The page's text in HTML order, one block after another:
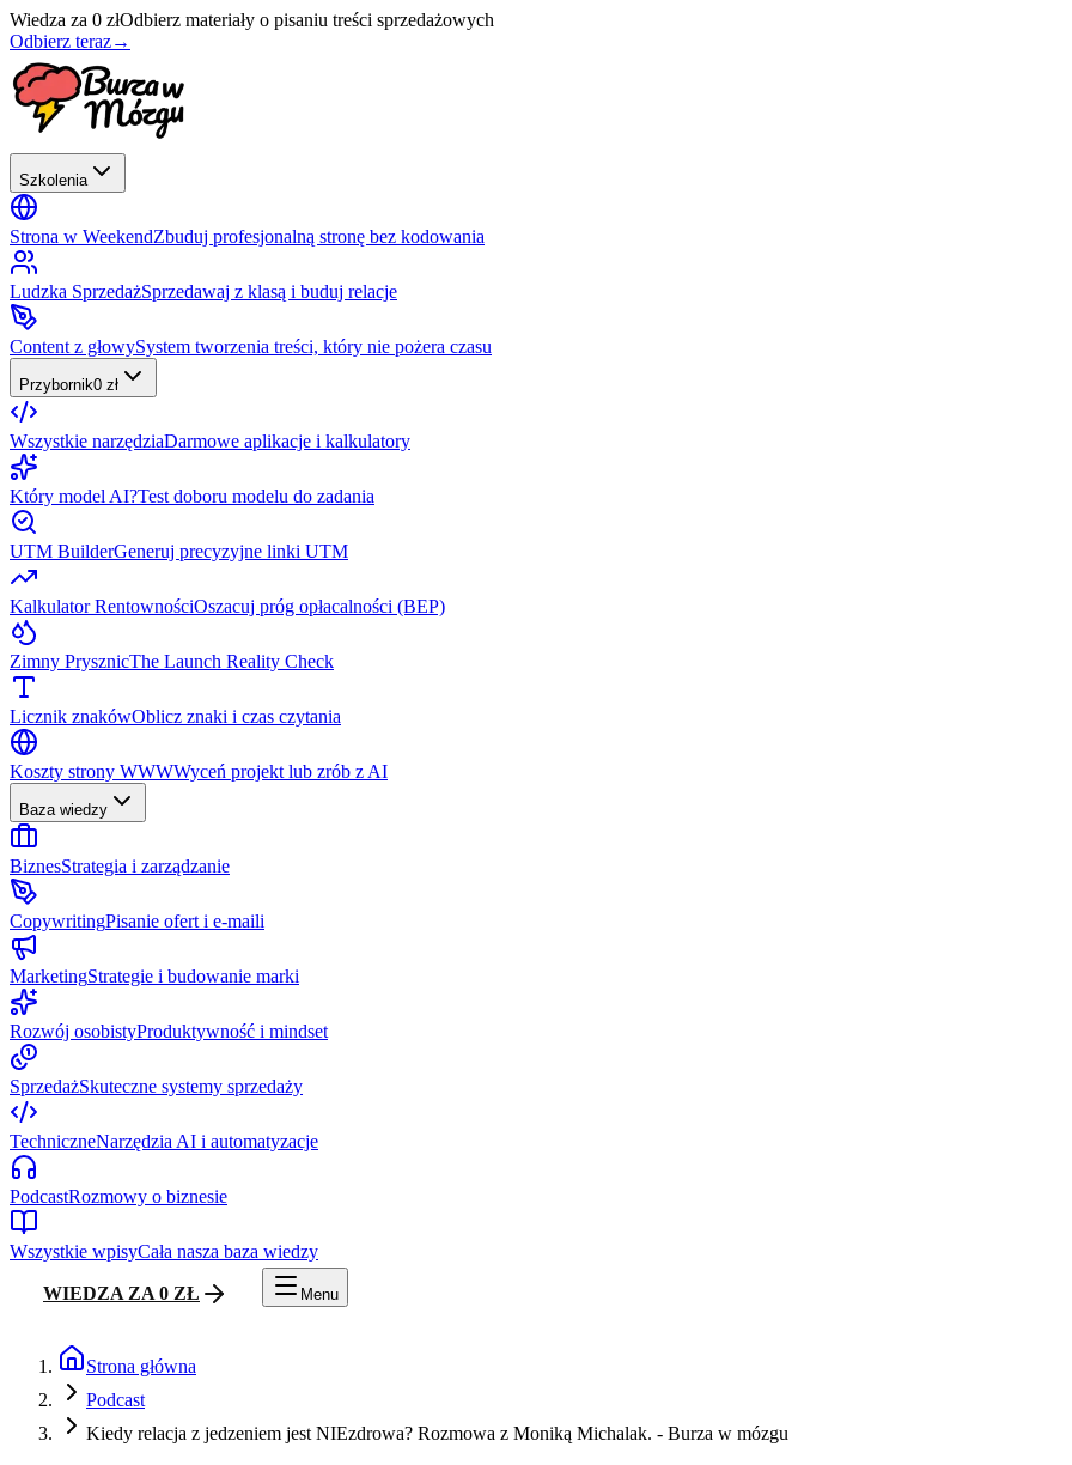
Wiedza za 0 złOdbierz materiały o pisaniu treści sprzedażowych
Odbierz teraz→
Szkolenia
Strona w WeekendZbuduj profesjonalną stronę bez kodowania
Ludzka SprzedażSprzedawaj z klasą i buduj relacje
Content z głowySystem tworzenia treści, który nie pożera czasu
Przybornik0 zł
Wszystkie narzędziaDarmowe aplikacje i kalkulatory
Który model AI?Test doboru modelu do zadania
UTM BuilderGeneruj precyzyjne linki UTM
Kalkulator RentownościOszacuj próg opłacalności (BEP)
Zimny PrysznicThe Launch Reality Check
Licznik znakówOblicz znaki i czas czytania
Koszty strony WWWWyceń projekt lub zrób z AI
Baza wiedzy
BiznesStrategia i zarządzanie
CopywritingPisanie ofert i e-maili
MarketingStrategie i budowanie marki
Rozwój osobistyProduktywność i mindset
SprzedażSkuteczne systemy sprzedaży
TechniczneNarzędzia AI i automatyzacje
PodcastRozmowy o biznesie
Wszystkie wpisyCała nasza baza wiedzy
WIEDZA ZA 0 ZŁ Menu
Strona główna
Podcast
Kiedy relacja z jedzeniem jest NIEzdrowa? Rozmowa z Moniką Michalak. - Burza w mózgu